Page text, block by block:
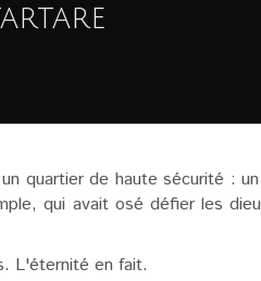
quartier de haute sécurité :
qui avait osé défier les
L'éternité en fait.